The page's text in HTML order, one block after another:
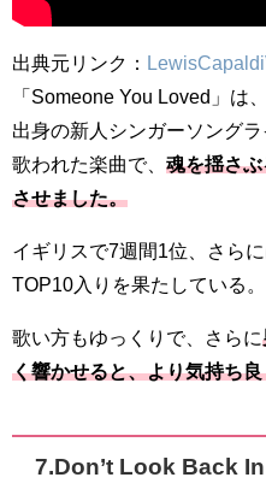
出典元リンク：
「Someone You Loved」は
出身の新人シンガーソング
歌われた楽曲で、 魂を揺さ
させました。
イギリスで7週間1位、さら
TOP10入りを果たしている。
歌い方もゆっくりで、さらに
く響かせると、より気持ち
7.Don’t Look Back